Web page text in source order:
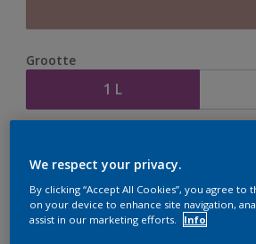
Grootte
1 L
We respect your privacy.
By clicking “Accept All Cookies”, you agree
on your device to enhance site navigation,
assist in our marketing efforts.
Info